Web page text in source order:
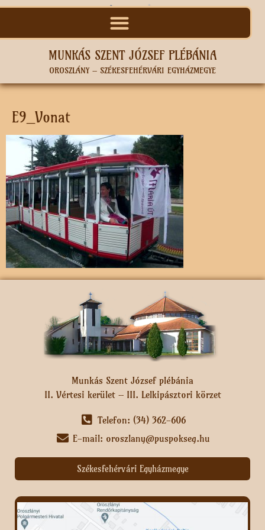
MUNKÁS SZENT JÓZSEF PLÉBÁNIA
OROSZLÁNY – SZÉKESFEHÉRVÁRI EGYHÁZMEGYE
E9_Vonat
Munkás Szent József plébánia
II. Vértesi kerület – III. Lelkipásztori körzet
Telefon: (34) 362-606
E-mail: oroszlany@puspokseg.hu
Székesfehérvári Egyházmegye